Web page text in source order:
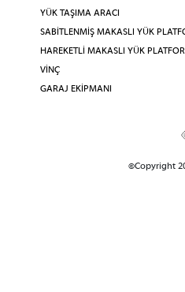
YÜK TAŞIMA ARACI
SABİTLENMİŞ MAKASLI YÜK
HAREKETLİ MAKASLI YÜK
VİNÇ
GARAJ EKİPMANI
©Copyright